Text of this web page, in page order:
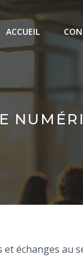
ACCUEIL
échanges au